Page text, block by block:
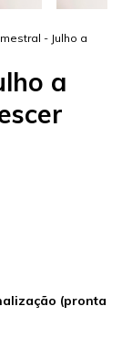
- Julho a
a
(pronta